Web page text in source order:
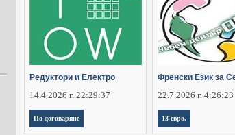
Редуктори и Електро
14.4.2026 г. 22:29:37
По договаряне
Френски Език за
22.7.2026 г. 4:26:23
13 евро.